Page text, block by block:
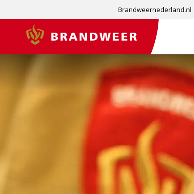
Brandweernederland.nl
Brandweer